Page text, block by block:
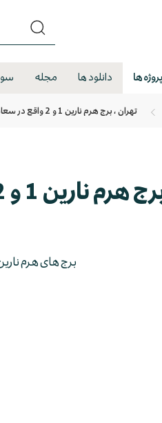
پروژه ها دانلود ها مجله
تهران ، برج هرم نارین 1 و 2 واقع در سعادت آباد توسط مهندس محقق
2 واقع در سعادت آباد توسط مهندس محقق
برج های هرم